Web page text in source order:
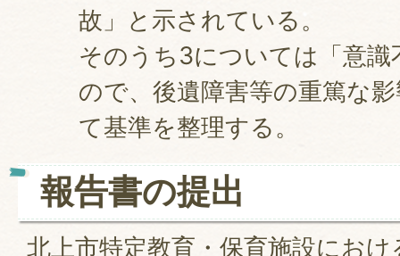
故」と示されている。
そのうち3については「意
ので、後遺障害等の重篤な
て基準を整理する。
報告書の提出
北上市特定教育・保育施設にお